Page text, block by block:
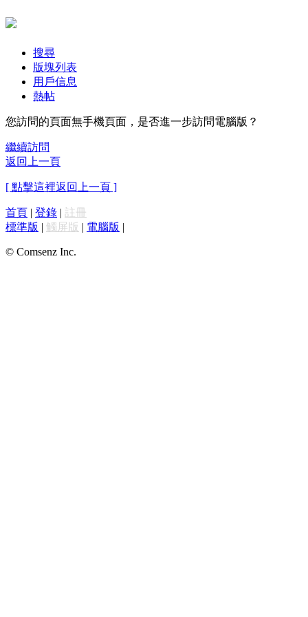
搜尋
版塊列表
用戶信息
熱帖
您訪問的頁面無手機頁面，是否進一步訪問電腦版？
繼續訪問
返回上一頁
[ 點擊這裡返回上一頁 ]
首頁 | 登錄 | 註冊
標準版 | 觸屏版 | 電腦版 |
© Comsenz Inc.